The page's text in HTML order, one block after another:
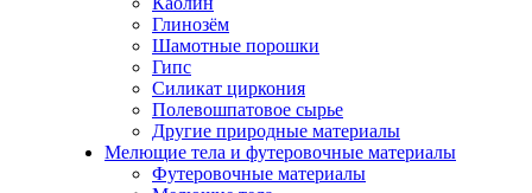
Глинозём
Шамотные порошки
Гипс
Силикат циркония
Полевошпатовое сырье
Другие природные материалы
Мелющие тела и футеровочные материалы
Футеровочные материалы